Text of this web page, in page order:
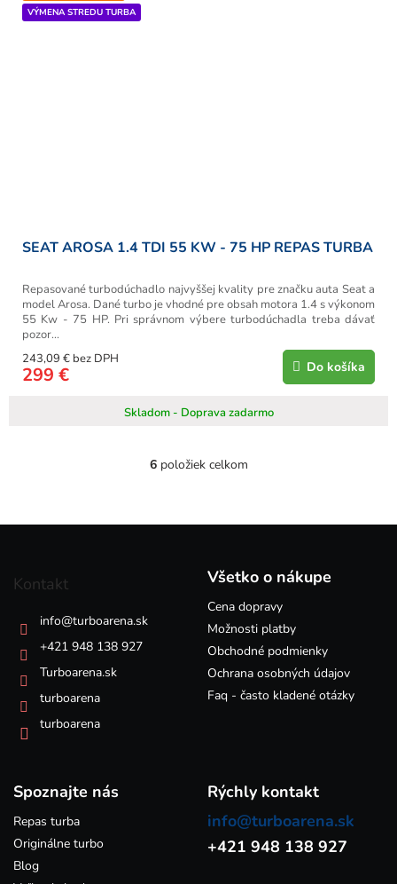
VÝMENA STREDU TURBA
SEAT AROSA 1.4 TDI 55 KW - 75 HP REPAS TURBA
Skladom - Doprava zadarmo
243,09 € bez DPH
299 € Do košíka
Repasované turbodúchadlo najvyššej kvality pre značku auta Seat a
model Arosa. Dané turbo je vhodné pre obsah motora 1.4 s výkonom
55 Kw - 75 HP. Pri správnom výbere turbodúchadla treba dávať
pozor...
O
á
6položiek celkom
Z
Kontakt
info@turboarena.sk
+421 948 138 927
Turboarena.sk
turboarena
turboarena
Všetko o nákupe
Cena dopravy
Možnosti platby
Obchodné podmienky
Ochrana osobných údajov
Faq - často kladené otázky
Spoznajte nás
Repas turba
Originálne turbo
Blog
Rýchly kontakt
info@turboarena.sk
+421 948 138 927